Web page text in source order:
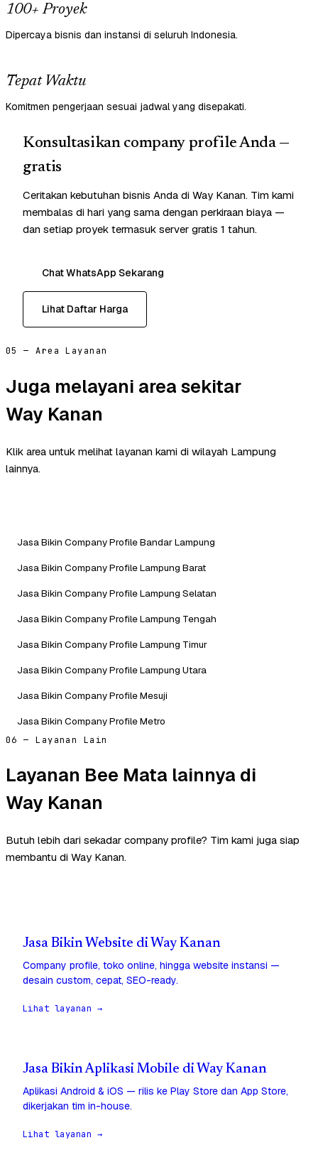
100+ Proyek
Dipercaya bisnis dan instansi di seluruh Indonesia.
Tepat Waktu
Komitmen pengerjaan sesuai jadwal yang disepakati.
Konsultasikan company profile Anda —
gratis
Ceritakan kebutuhan bisnis Anda di Way Kanan. Tim kami
membalas di hari yang sama dengan perkiraan biaya —
dan setiap proyek termasuk server gratis 1 tahun.
Chat WhatsApp Sekarang
Lihat Daftar Harga
05 — Area Layanan
Juga melayani area sekitar
Way Kanan
Klik area untuk melihat layanan kami di wilayah Lampung
lainnya.
Jasa Bikin Company Profile Bandar Lampung
Jasa Bikin Company Profile Lampung Barat
Jasa Bikin Company Profile Lampung Selatan
Jasa Bikin Company Profile Lampung Tengah
Jasa Bikin Company Profile Lampung Timur
Jasa Bikin Company Profile Lampung Utara
Jasa Bikin Company Profile Mesuji
Jasa Bikin Company Profile Metro
06 — Layanan Lain
Layanan Bee Mata lainnya di
Way Kanan
Butuh lebih dari sekadar company profile? Tim kami juga siap
membantu di Way Kanan.
Jasa Bikin Website di Way Kanan
Company profile, toko online, hingga website instansi —
desain custom, cepat, SEO-ready.
Lihat layanan →
Jasa Bikin Aplikasi Mobile di Way Kanan
Aplikasi Android & iOS — rilis ke Play Store dan App Store,
dikerjakan tim in-house.
Lihat layanan →